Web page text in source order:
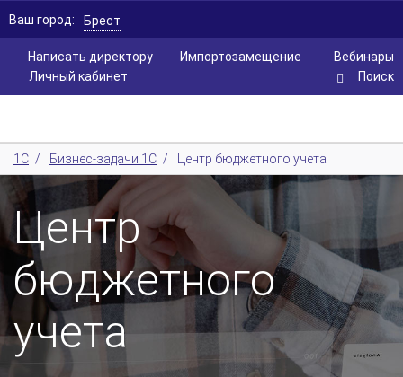
Написать директору Вебинары
Импортозамещение
Личный кабинет
Ваш город: Брест
Поиск
1С / Бизнес-задачи 1С / Центр бюджетного учета
Центр
бюджетного
учета